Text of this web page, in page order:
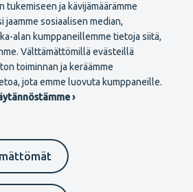
tukemiseen ja kävijämäärämme
jaamme sosiaalisen median,
alan kumppaneillemme tietoja siitä,
Välttämättömillä evästeillä
toiminnan ja keräämme
jota emme luovuta kumppaneille.
›
Liity jäseneksi
På svenska